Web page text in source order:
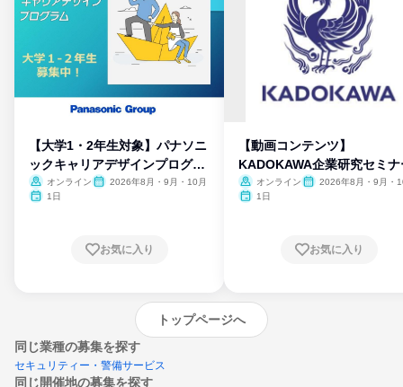
【大学1・2年生対象】パナソニ
ックキャリアデザインプログラ
ム
オンライン
2026年8月・9月・10月
1日
お気に入り
【動画コンテンツ】
KADOKAWA企業研究セミナ
オンライン
2026年8月・9月・
1日
お気に入り
トップページへ
同じ業種の募集を探す
セキュリティー・警備サービス
同じ開催地の募集を探す